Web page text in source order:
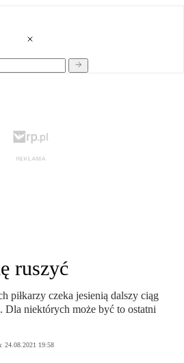
ruszyć
piłkarzy czeka jesienią dalszy ciąg
niektórych może być to ostatni
24.08.2021 19:58